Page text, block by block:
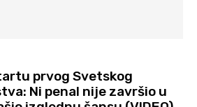
prvog Svetskog
Ni penal nije završio u